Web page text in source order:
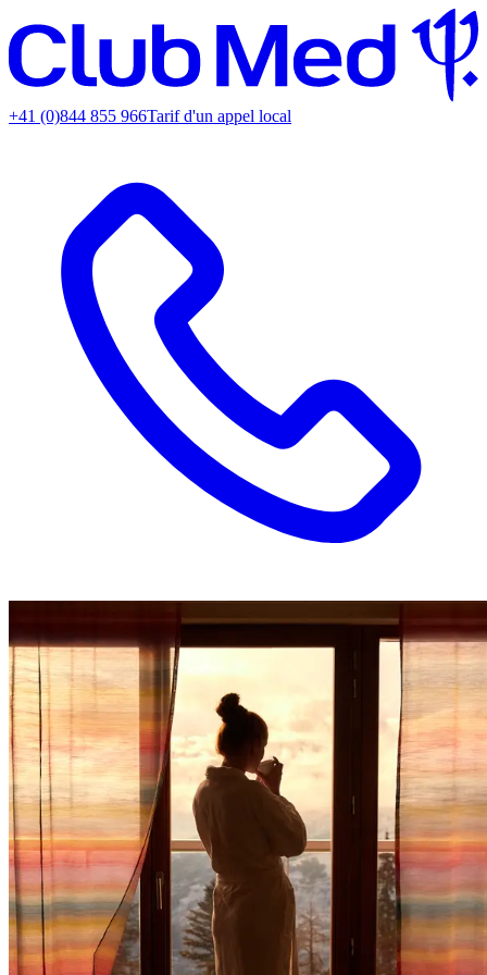
+41 (0)844 855 966Tarif d'un appel local